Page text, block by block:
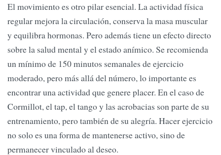
El movimiento es otro pilar esencial. La actividad física
regular mejora la circulación, conserva la masa muscular
y equilibra hormonas. Pero además tiene un efecto directo
sobre la salud mental y el estado anímico. Se recomienda
un mínimo de 150 minutos semanales de ejercicio
moderado, pero más allá del número, lo importante es
encontrar una actividad que genere placer. En el caso de
Cormillot, el tap, el tango y las acrobacias son parte de su
entrenamiento, pero también de su alegría. Hacer ejercicio
no solo es una forma de mantenerse activo, sino de
permanecer vinculado al deseo.